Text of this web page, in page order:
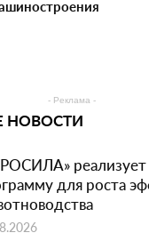
- Реклама -
НОВОСТИ
для роста